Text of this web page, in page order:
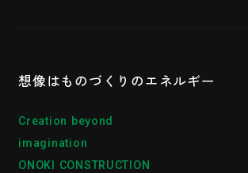
想像はものづくりのエネルギー
Creation beyond
imagination
ONOKI CONSTRUCTION